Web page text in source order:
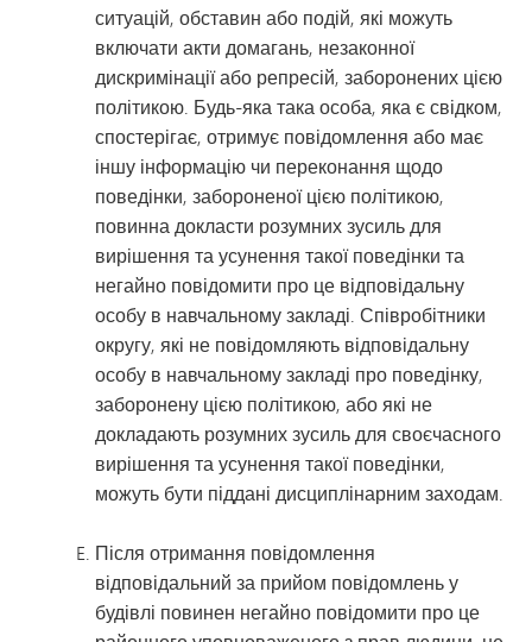
ситуацій, обставин або подій, які можуть
включати акти домагань, незаконної
дискримінації або репресій, заборонених цією
політикою. Будь-яка така особа, яка є свідком,
спостерігає, отримує повідомлення або має
іншу інформацію чи переконання щодо
поведінки, забороненої цією політикою,
повинна докласти розумних зусиль для
вирішення та усунення такої поведінки та
негайно повідомити про це відповідальну
особу в навчальному закладі. Співробітники
округу, які не повідомляють відповідальну
особу в навчальному закладі про поведінку,
заборонену цією політикою, або які не
докладають розумних зусиль для своєчасного
вирішення та усунення такої поведінки,
можуть бути піддані дисциплінарним заходам.
Після отримання повідомлення
відповідальний за прийом повідомлень у
будівлі повинен негайно повідомити про це